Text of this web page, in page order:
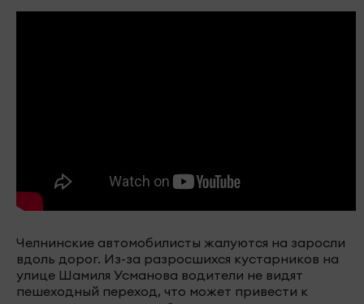
Челнинские автомобилисты жалуются на заросли
вдоль дорог. Из-за разросшихся кустарников на
улице Шамиля Усманова водители не видят
пешеходный переход, что может привести к